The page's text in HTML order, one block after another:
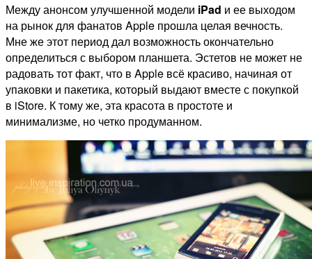
Между анонсом улучшенной модели iPad и ее выходом
на рынок для фанатов Apple прошла целая вечность.
Мне же этот период дал возможность окончательно
определиться с выбором планшета. Эстетов не может не
радовать тот факт, что в Apple всё красиво, начиная от
упаковки и пакетика, который выдают вместе с покупкой
в iStore. К тому же, эта красота в простоте и
минимализме, но четко продуманном.